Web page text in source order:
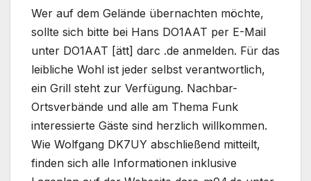
Wer auf dem Gelände übernachten möchte,
sollte sich bitte bei Hans DO1AAT per E-Mail
unter DO1AAT [ätt] darc .de anmelden. Für das
leibliche Wohl ist jeder selbst verantwortlich,
ein Grill steht zur Verfügung. Nachbar-
Ortsverbände und alle am Thema Funk
interessierte Gäste sind herzlich willkommen.
Wie Wolfgang DK7UY abschließend mitteilt,
finden sich alle Informationen inklusive